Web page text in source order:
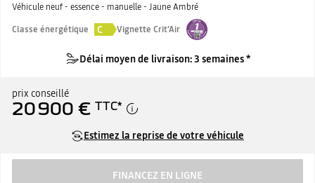
Véhicule neuf - essence - manuelle - Jaune Ambré
Classe énergétique
C Vignette Crit'Air
Délai moyen de livraison: 3 semaines *
prix conseillé
20 900 € TTC*
Estimez la reprise de votre véhicule
FINANCEZ EN LIGNE